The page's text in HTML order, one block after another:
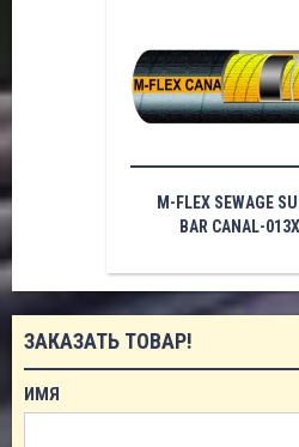
M-FLEX SEWAGE
BAR CANAL-
ЗАКАЗАТЬ ТОВАР!
ИМЯ